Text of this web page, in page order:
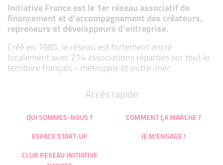
Initiative France est le 1er réseau associatif de
financement et d’accompagnement des créateurs,
repreneurs et développeurs d’entreprise.
Créé en 1985, le réseau est fortement ancré
localement avec 214 associations réparties sur tout le
territoire français - métropole et outre-mer.
Accès rapide
QUI SOMMES-NOUS ?
COMMENT ÇA MARCHE ?
ESPACE START-UP
JE M'ENGAGE !
CLUB RESEAU INITIATIVE